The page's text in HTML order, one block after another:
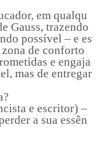
em qualqu
Gauss, trazendo
possível – e es
de conforto
e engaja
mas de entregar
e escritor) –
a sua essên